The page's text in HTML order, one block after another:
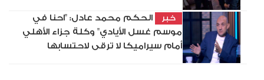
خبر
الحكم محمد عادل: "احنا في
موسم غسل الأيادي" وكلة جزاء الأهلي
أمام سيراميكا لا ترقى لاحتسابها